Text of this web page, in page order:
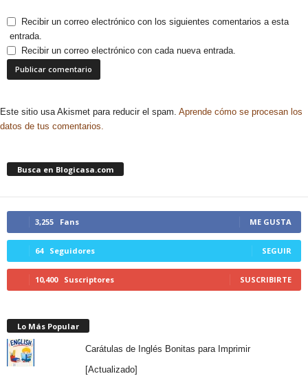
Recibir un correo electrónico con los siguientes comentarios a esta
entrada.
Recibir un correo electrónico con cada nueva entrada.
Este sitio usa Akismet para reducir el spam. Aprende cómo se procesan los
datos de tus comentarios.
Busca en Blogicasa.com
3,255 Fans ME GUSTA
64 Seguidores SEGUIR
10,400 Suscriptores SUSCRIBIRTE
Lo Más Popular
Carátulas de Inglés Bonitas para Imprimir
[Actualizado]